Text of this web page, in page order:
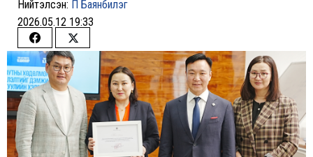
Нийтэлсэн: П Баянбилэг
2026.05.12 19:33
Share
on
Facebook
Share
on
Twitter